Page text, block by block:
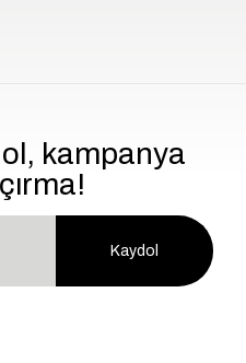
kampanya
Kaydol